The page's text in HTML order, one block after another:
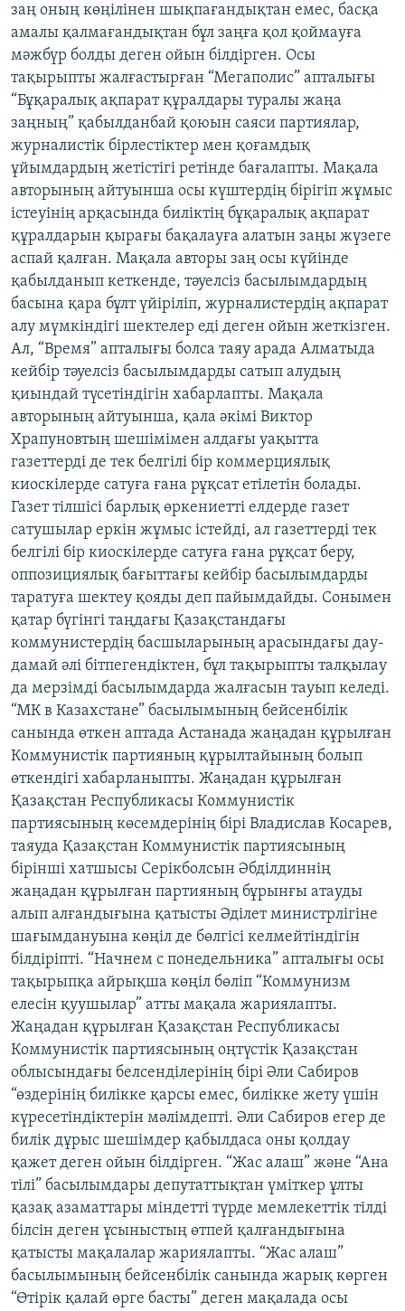
заң оның көңілінен шықпағандықтан емес, басқа
амалы қалмағандықтан бұл заңға қол қоймауға
мәжбүр болды деген ойын білдірген. Осы
тақырыпты жалғастырған “Мегаполис” апталығы
“Бұқаралық ақпарат құралдары туралы жаңа
заңның” қабылданбай қоюын саяси партиялар,
журналистік бірлестіктер мен қоғамдық
ұйымдардың жетістігі ретінде бағалапты. Мақала
авторының айтуынша осы күштердің бірігіп жұмыс
істеуінің арқасында биліктің бұқаралық ақпарат
құралдарын қырағы бақалауға алатын заңы жүзеге
аспай қалған. Мақала авторы заң осы күйінде
қабылданып кеткенде, тәуелсіз басылымдардың
басына қара бұлт үйіріліп, журналистердің ақпарат
алу мүмкіндігі шектелер еді деген ойын жеткізген.
Ал, “Время” апталығы болса таяу арада Алматыда
кейбір тәуелсіз басылымдарды сатып алудың
қиындай түсетіндігін хабарлапты. Мақала
авторының айтуынша, қала әкімі Виктор
Храпуновтың шешімімен алдағы уақытта
газеттерді де тек белгілі бір коммерциялық
киоскілерде сатуға ғана рұқсат етілетін болады.
Газет тілшісі барлық өркениетті елдерде газет
сатушылар еркін жұмыс істейді, ал газеттерді тек
белгілі бір киоскілерде сатуға ғана рұқсат беру,
оппозициялық бағыттағы кейбір басылымдарды
таратуға шектеу қояды деп пайымдайды. Сонымен
қатар бүгінгі таңдағы Қазақстандағы
коммунистердің басшыларының арасындағы дау-
дамай әлі бітпегендіктен, бұл тақырыпты талқылау
да мерзімді басылымдарда жалғасын тауып келеді.
“МК в Казахстане” басылымының бейсенбілік
санында өткен аптада Астанада жаңадан құрылған
Коммунистік партияның құрылтайының болып
өткендігі хабарланыпты. Жаңадан құрылған
Қазақстан Республикасы Коммунистік
партиясының көсемдерінің бірі Владислав Косарев,
таяуда Қазақстан Коммунистік партиясының
бірінші хатшысы Серікболсын Әбділдиннің
жаңадан құрылған партияның бұрынғы атауды
алып алғандығына қатысты Әділет министрлігіне
шағымдануына көңіл де бөлгісі келмейтіндігін
білдіріпті. “Начнем с понедельника” апталығы осы
тақырыпқа айрықша көңіл бөліп “Коммунизм
елесін қуушылар” атты мақала жариялапты.
Жаңадан құрылған Қазақстан Республикасы
Коммунистік партиясының оңтүстік Қазақстан
облысындағы белсенділерінің бірі Әли Сабиров
“өздерінің билікке қарсы емес, билікке жету үшін
күресетіндіктерін мәлімдепті. Әли Сабиров егер де
билік дұрыс шешімдер қабылдаса оны қолдау
қажет деген ойын білдірген. “Жас алаш” және “Ана
тілі” басылымдары депутаттықтан үміткер ұлты
қазақ азаматтары міндетті түрде мемлекеттік тілді
білсін деген ұсыныстың өтпей қалғандығына
қатысты мақалалар жариялапты. “Жас алаш”
басылымының бейсенбілік санында жарық көрген
“Өтірік қалай өрге басты” деген мақалада осы